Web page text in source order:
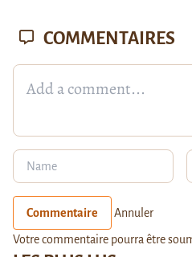
COMMENTAIRES
Commentaire Annuler
Votre commentaire pourra être